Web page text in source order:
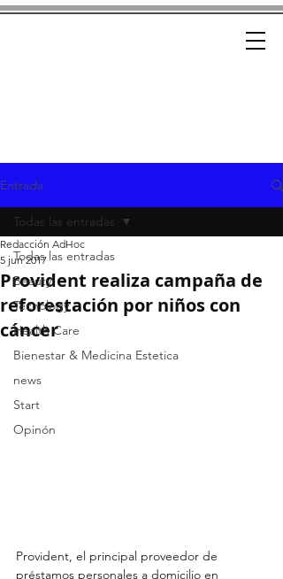
Entrada
Todas las entradas
Beauty
Tecnology
Health Care
Bienestar & Medicina Estetica
news
Start
Opinón
Todas las entradas
Provident realiza campaña de
reforestación por niños con
cáncer
Redacción AdHoc
5 jun 2017
Provident, el principal proveedor de
préstamos personales a domicilio en